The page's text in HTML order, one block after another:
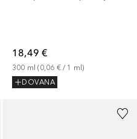
18,49 €
300 ml (0,06 € / 1 ml)
DOVANA